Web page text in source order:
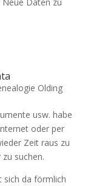
Olding
usw. habe
oder per
Zeit raus zu
suchen.
sich da förmlich